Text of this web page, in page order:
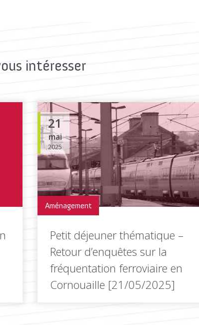
intéresser
21
mai
2025
Aménagement
Petit déjeuner thématique –
Retour d’enquêtes sur la
fréquentation ferroviaire en
Cornouaille [21/05/2025]